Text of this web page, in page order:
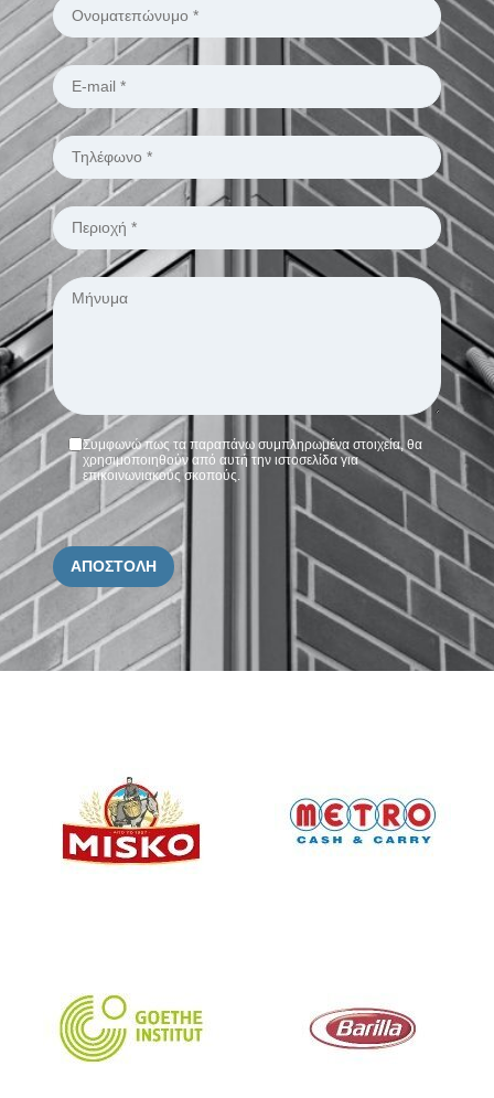
Συμφωνώ πως τα παραπάνω συμπληρωμένα στοιχεία, θα
χρησιμοποιηθούν από αυτή την ιστοσελίδα για
επικοινωνιακούς σκοπούς.